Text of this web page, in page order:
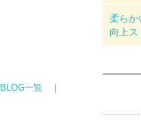
BLOG一覧 ｜
柔ら
向上ス